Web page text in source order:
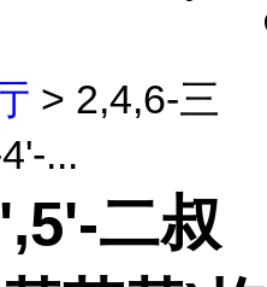
> 2,4,6-三
...
二叔